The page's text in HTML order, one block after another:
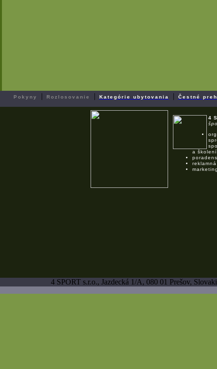
Pokyny | Rozlosovanie | Kategórie ubytovania | Čestné
4
a školení
4 SPORT s.r.o., Jazdecká 1/A, 080 01 Prešov,